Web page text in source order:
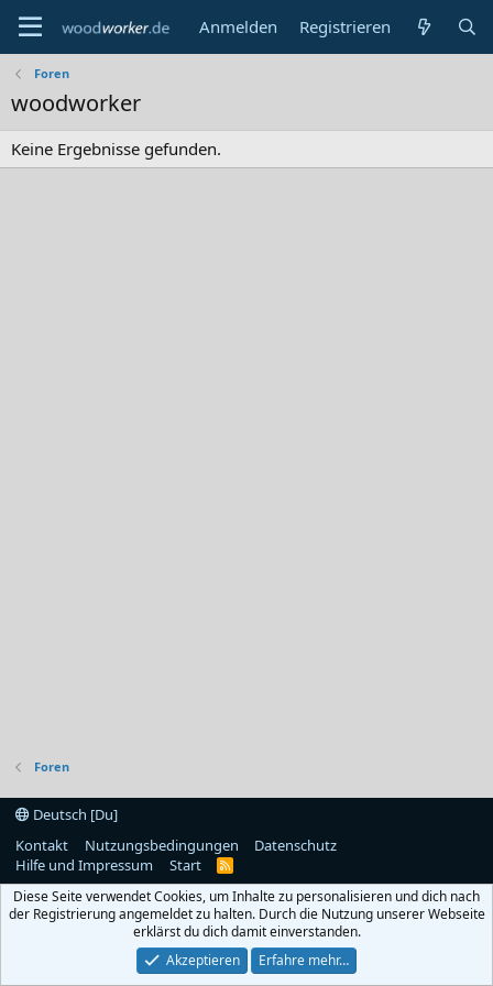
Anmelden Registrieren
Foren
woodworker
Keine Ergebnisse gefunden.
Foren
Deutsch [Du]
Kontakt
Nutzungsbedingungen
Datenschutz
Hilfe und Impressum
Start
R
S
Diese Seite verwendet Cookies, um Inhalte zu personalisieren und dich nach
der Registrierung angemeldet zu halten. Durch die Nutzung unserer Webseite
erklärst du dich damit einverstanden.
Akzeptieren
Erfahre mehr…